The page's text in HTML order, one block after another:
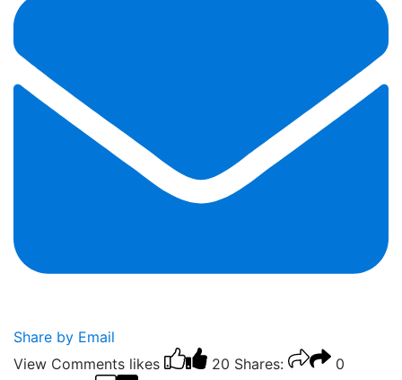
Share by Email
View Comments likes 20 Shares:
0